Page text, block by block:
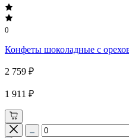
0
Конфеты шоколадные с
2 759 ₽
1 911 ₽